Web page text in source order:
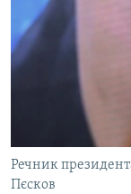
СПЕЦПРОЕКТИ
ДЕПОРТАЦІЯ
СВІДЧЕННЯ
УКРАЇНСЬКА
ІНФОГРАФІКА
ЯК ОБІЙТИ
Qırımtatar
ДОЛУЧАЙСЯ!
Речник
Пєсков